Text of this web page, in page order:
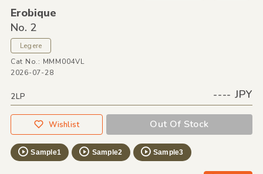
Erobique
No. 2
Legere
Cat No.: MMM004VL
2026-07-28
2LP ---- JPY
Wishlist Out Of Stock
Sample1 Sample2 Sample3